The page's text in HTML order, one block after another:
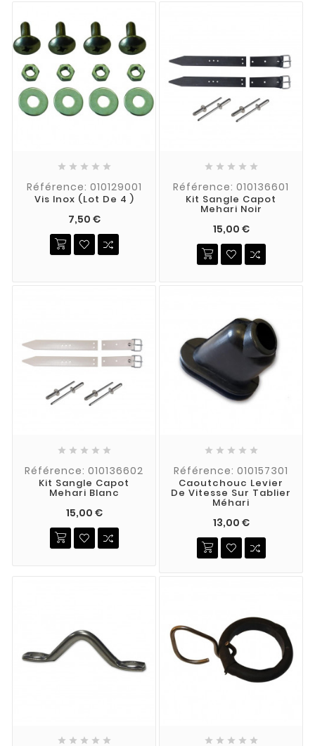
    
Référence: 010129001
Vis Inox (lot De 4 )
7,50 €
    
Référence: 010136601
Kit Sangle Capot
Mehari Noir
15,00 €
    
Référence: 010136602
Kit Sangle Capot
Mehari Blanc
15,00 €
    
Référence: 010157301
Caoutchouc Levier
De Vitesse Sur Tablier
Méhari
13,00 €
         